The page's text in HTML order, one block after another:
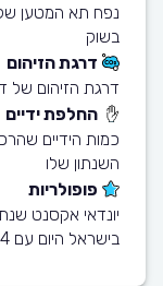
בשוק
דרגת הזיהום
דרגת הזיהום של דגם
החלפת ידיים
כמות הידיים
השנתון שלו
פופולריות
בישראל היום עם 1,924 יחידות על הכביש